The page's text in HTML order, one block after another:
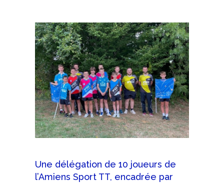
Une délégation de 10 joueurs de
l’Amiens Sport TT, encadrée par